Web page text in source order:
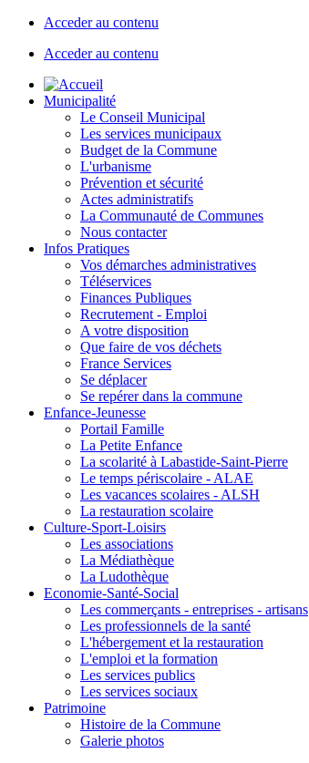
Acceder au contenu
Acceder au contenu
Municipalité
Le Conseil Municipal
Les services municipaux
Budget de la Commune
L'urbanisme
Prévention et sécurité
Actes administratifs
La Communauté de Communes
Nous contacter
Infos Pratiques
Vos démarches administratives
Téléservices
Finances Publiques
Recrutement - Emploi
A votre disposition
Que faire de vos déchets
France Services
Se déplacer
Se repérer dans la commune
Enfance-Jeunesse
Portail Famille
La Petite Enfance
La scolarité à Labastide-Saint-Pierre
Le temps périscolaire - ALAE
Les vacances scolaires - ALSH
La restauration scolaire
Culture-Sport-Loisirs
Les associations
La Médiathèque
La Ludothèque
Economie-Santé-Social
Les commerçants - entreprises - artisans
Les professionnels de la santé
L'hébergement et la restauration
L'emploi et la formation
Les services publics
Les services sociaux
Patrimoine
Histoire de la Commune
Galerie photos